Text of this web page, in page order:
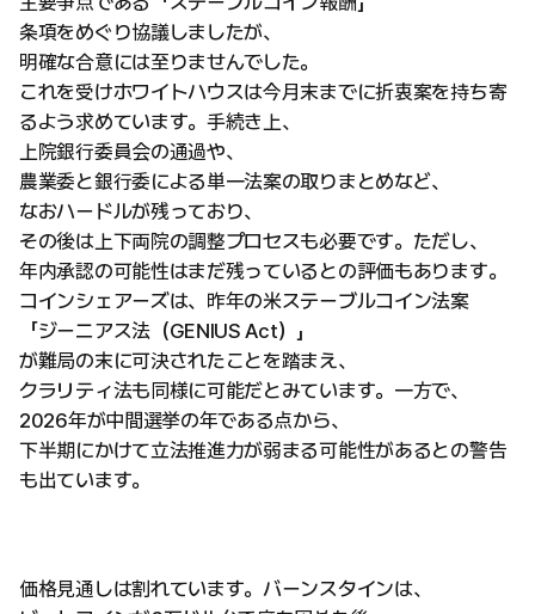
条項をめぐり協議しましたが、
明確な合意には至りませんでした。
これを受けホワイトハウスは今月末までに折衷案を持ち寄
るよう求めています。手続き上、
上院銀行委員会の通過や、
農業委と銀行委による単一法案の取りまとめなど、
なおハードルが残っており、
その後は上下両院の調整プロセスも必要です。ただし、
年内承認の可能性はまだ残っているとの評価もあります。
コインシェアーズは、昨年の米ステーブルコイン法案
「ジーニアス法（GENIUS Act）」
が難局の末に可決されたことを踏まえ、
クラリティ法も同様に可能だとみています。一方で、
2026年が中間選挙の年である点から、
下半期にかけて立法推進力が弱まる可能性があるとの警告
も出ています。
価格見通しは割れています。バーンスタインは、